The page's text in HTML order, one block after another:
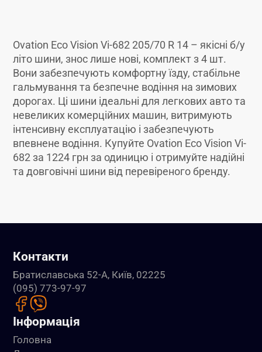
Ovation Eco Vision Vi-682 205/70 R 14 – якісні б/у
літо шини, знос лише нові, комплект з 4 шт.
Вони забезпечують комфортну їзду, стабільне
гальмування та безпечне водіння на зимових
дорогах. Ці шини ідеальні для легкових авто та
невеликих комерційних машин, витримують
інтенсивну експлуатацію і забезпечують
впевнене водіння. Купуйте Ovation Eco Vision Vi-
682 за 1224 грн за одиницю і отримуйте надійні
та довговічні шини від перевіреного бренду.
Контакти
Братиславська 52-А, Київ, 02225
(095) 773-97-97
Інформація
Головна